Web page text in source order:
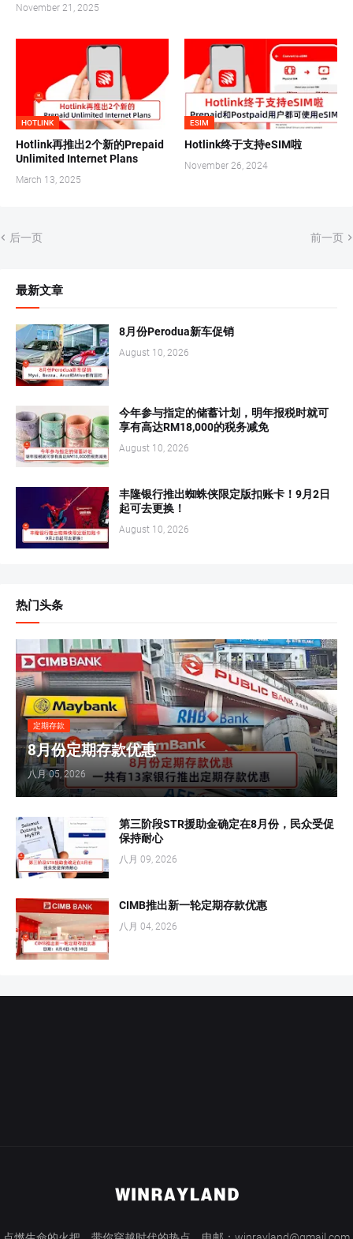
November 21, 2025
HOTLINK
Hotlink再推出2个新的Prepaid
Unlimited Internet Plans
March 13, 2025
ESIM
Hotlink终于支持eSIM啦
November 26, 2024
后一页 前一页
最新文章
8月份Perodua新车促销
August 10, 2026
今年参与指定的储蓄计划，明年报税时就可
享有高达RM18,000的税务减免
August 10, 2026
丰隆银行推出蜘蛛侠限定版扣账卡！9月2日
起可去更换！
August 10, 2026
热门头条
定期存款
8月份定期存款优惠
八月 05, 2026
第三阶段STR援助金确定在8月份，民众受促
保持耐心
八月 09, 2026
CIMB推出新一轮定期存款优惠
八月 04, 2026